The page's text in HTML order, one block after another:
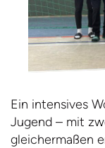
Ein intensives
Jugend – mit
gleichermaßen